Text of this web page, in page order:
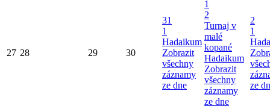
27 28 29 30
31
1
Hadaikum
Zobrazit
všechny
záznamy
ze dne
1
2
Turnaj v
malé
kopané
Hadaikum
Zobrazit
všechny
záznamy
ze dne
2
1
ze